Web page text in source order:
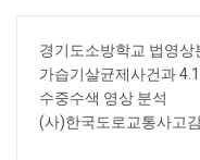
경기도소방학교 법영상
가습기살균제사건과
수중수색 영상 분석
(사)한국도로교통사고